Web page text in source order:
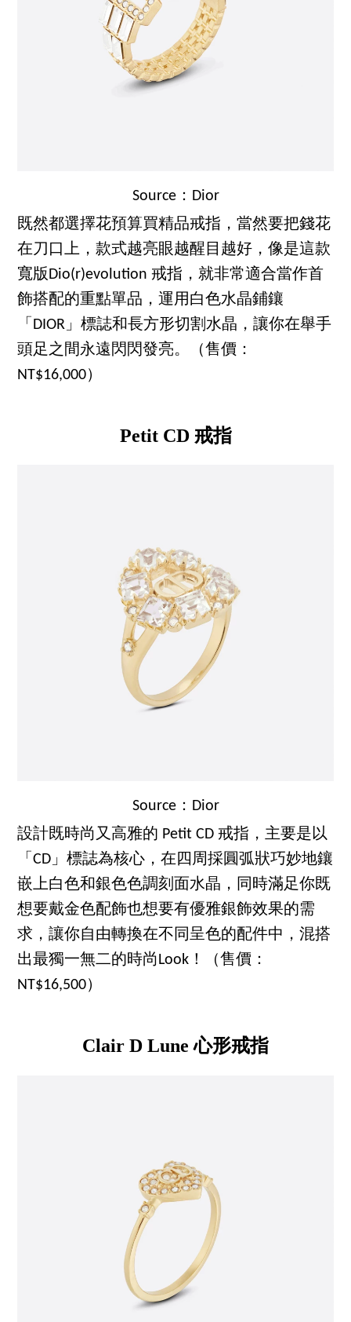
Source：Dior
既然都選擇花預算買精品戒指，當然要把錢花
在刀口上，款式越亮眼越醒目越好，像是這款
寬版Dio(r)evolution 戒指，就非常適合當作首
飾搭配的重點單品，運用白色水晶鋪鑲
「DIOR」標誌和長方形切割水晶，讓你在舉手
頭足之間永遠閃閃發亮。（售價：
NT$16,000）
Petit CD 戒指
Source：Dior
設計既時尚又高雅的 Petit CD 戒指，主要是以
「CD」標誌為核心，在四周採圓弧狀巧妙地鑲
嵌上白色和銀色色調刻面水晶，同時滿足你既
想要戴金色配飾也想要有優雅銀飾效果的需
求，讓你自由轉換在不同呈色的配件中，混搭
出最獨一無二的時尚Look！（售價：
NT$16,500）
Clair D Lune心形戒指